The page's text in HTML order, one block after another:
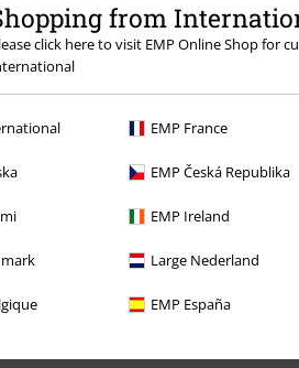
from
click here to visit EMP Online Shop for
EMP France
EMP Česká Republika
EMP Ireland
Large Nederland
EMP España